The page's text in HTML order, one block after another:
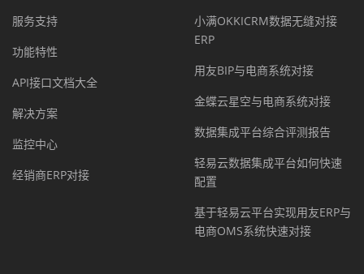
服务支持
功能特性
API接口文档大全
解决方案
监控中心
经销商ERP对接
小满OKKICRM数据无缝对接
ERP
用友BIP与电商系统对接
金蝶云星空与电商系统对接
数据集成平台综合评测报告
轻易云数据集成平台如何快速
配置
基于轻易云平台实现用友ERP与
电商OMS系统快速对接